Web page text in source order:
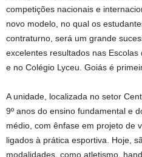
competições nacionais e
novo modelo, no qual os
contraturno, será um grande
excelentes resultados nas
e no Colégio Lyceu. Goiás é
A unidade, localizada no setor
9º anos do ensino fundamental e
médio, com ênfase em projeto de
ligados à prática esportiva. Hoje,
modalidades, como atletismo,